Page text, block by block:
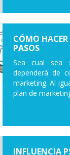
CÓMO
PASOS
Sea cual sea
dependerá de
marketing. Al
plan de
INFLUENCIA